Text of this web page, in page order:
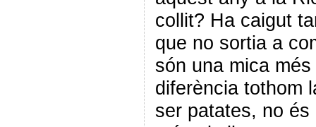
collit? Ha caigut
que no sortia a
són una mica
diferència tothom
ser patates, no